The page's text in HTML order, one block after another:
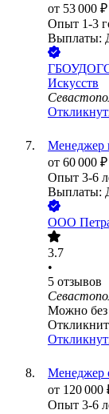
от 53 000 ₽
Опыт 1-3
Выплаты:
ГБОУДОГС
Искусств
Менеджер
от 60 000 ₽
Опыт 3-6
Выплаты:
ООО
3.7
•
5 отзывов
Можно без
Менеджер
от 120 000
Опыт 3-6